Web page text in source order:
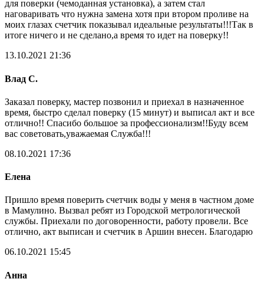
для поверки (чемоданная установка), а затем стал
наговаривать что нужна замена хотя при втором проливе на
моих глазах счетчик показывал идеальные результаты!!!Так в
итоге ничего и не сделано,а время то идет на поверку!!
13.10.2021 21:36
Влад С.
Заказал поверку, мастер позвонил и приехал в назначенное
время, быстро сделал поверку (15 минут) и выписал акт и все
отлично!! Спасибо большое за профессионализм!!Буду всем
вас советовать,уважаемая Служба!!!
08.10.2021 17:36
Елена
Пришло время поверить счетчик воды у меня в частном доме
в Мамулино. Вызвал ребят из Городской метрологической
службы. Приехали по договоренности, работу провели. Все
отлично, акт выписан и счетчик в Аршин внесен. Благодарю
06.10.2021 15:45
Анна